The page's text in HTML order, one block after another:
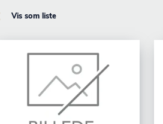
Vis som liste